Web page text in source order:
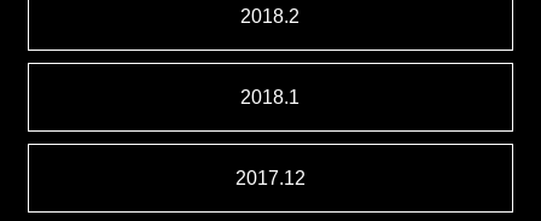
2018.2
2018.1
2017.12